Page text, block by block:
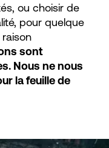
ou choisir de
pour quelque
sont
Nous ne nous
la feuille de